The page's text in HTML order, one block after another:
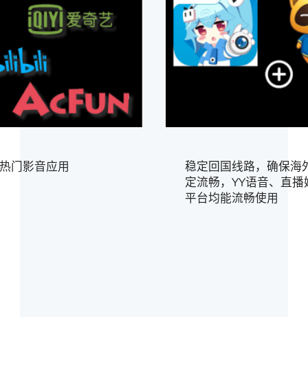
门影音应用
稳定回国线路，确保海
定流畅，YY语音、直
平台均能流畅使用